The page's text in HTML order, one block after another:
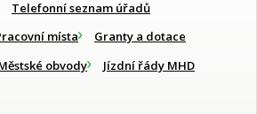
Telefonní seznam úřadů
místa
Granty a dotace
obvody Jízdní řády MHD